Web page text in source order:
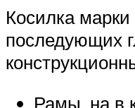
Косилка
последующих
Рамы, на в